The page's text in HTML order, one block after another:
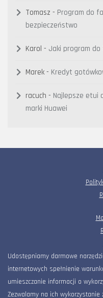
Tomasz - Program do
bezpieczeństwo
Karol - Jaki program
Marek - Kredyt
racuch - Najlepsze etui
marki Huawei
Udostępniamy darmowe
internetowych spełnienie
umieszczanie informacji o
Zezwalamy na ich